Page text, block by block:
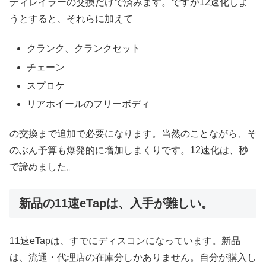
ディレイラーの交換だけで済みます。ですが12速化しよ
うとすると、それらに加えて
クランク、クランクセット
チェーン
スプロケ
リアホイールのフリーボディ
の交換まで追加で必要になります。当然のことながら、そ
のぶん予算も爆発的に増加しまくりです。12速化は、秒
で諦めました。
新品の11速eTapは、入手が難しい。
11速eTapは、すでにディスコンになっています。新品
は、流通・代理店の在庫分しかありません。自分が購入し